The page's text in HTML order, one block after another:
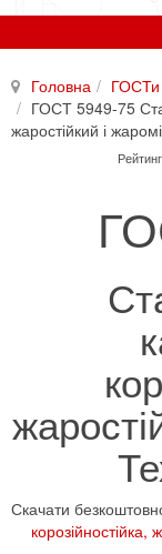
Головна ГОСТи
ГОСТ 5949-75
жаростійкий і
Скачати
корозійностійка,